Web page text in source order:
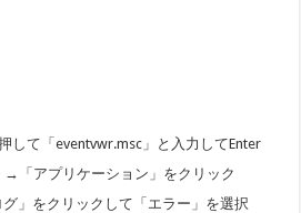
して「eventvwr.msc」と入力してEnter
→「アプリケーション」をクリック
グ」をクリックして「エラー」を選択